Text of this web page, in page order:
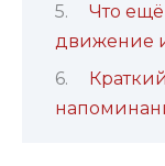
Что
движение